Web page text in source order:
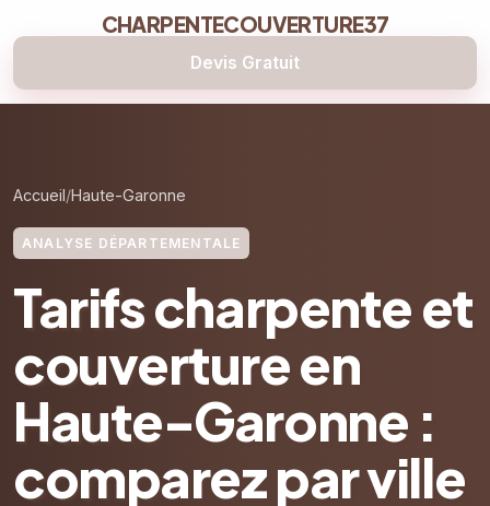
CHARPENTECOUVERTURE37
Devis Gratuit
Accueil Haute-Garonne
ANALYSE DÉPARTEMENTALE
Tarifs charpente et
couverture en
Haute-Garonne :
comparez par ville